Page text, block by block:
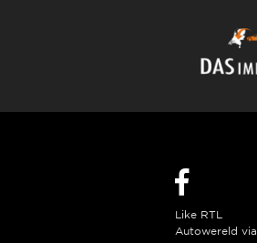
Like RTL
Autowereld via